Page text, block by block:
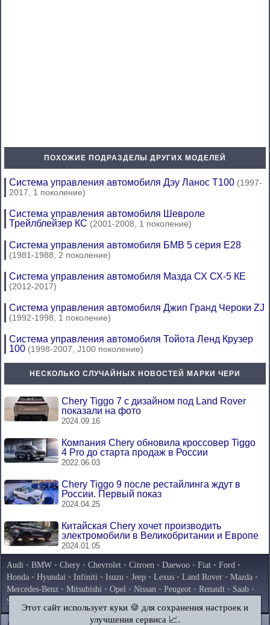
ПОХОЖИЕ ПОДРАЗДЕЛЫ ДРУГИХ МОДЕЛЕЙ
Система управления автомобиля Дэу Ланос Т100 (1997-
2017, 1 поколение)
Система управления автомобиля Шевроле
Трейлблейзер КС (2001-2008, 1 поколение)
Система управления автомобиля БМВ 5 серия Е28
(1981-1988, 2 поколение)
Система управления автомобиля Мазда СХ СХ-5 КЕ
(2012-2017)
Система управления автомобиля Джип Гранд Чероки ZJ
(1992-1998, 1 поколение)
Система управления автомобиля Тойота Ленд Крузер
100 (1998-2007, J100 поколение)
НЕСКОЛЬКО СЛУЧАЙНЫХ НОВОСТЕЙ МАРКИ ЧЕРИ
Chery Tiggo 7 с дизайном под Land Rover
показали на фото
2024.09.16
Компания Chery обновила кроссовер Tiggo
4 Pro до старта продаж в России
2022.06.03
Chery Tiggo 9 после рестайлинга ждут в
России. Первый показ
2024.04.25
Китайская Chery хочет производить
электромобили в Великобритании и Европе
2024.01.05
Audi • BMW • Chery • Chevrolet • Citroen • Daewoo • Fiat • Ford •
Honda • Hyundai • Infiniti • Isuzu • Jeep • Lexus • Land Rover • Mazda •
Mercedes-Benz • Mitsubishi • Opel • Nissan • Peugeot • Renault • Saab •
Skoda
Volkswagen
AutoInstruction.ru © 2020–2026|Полная версия
Этот сайт использует куки 🍪 для сохранения настроек и
улучшения сервиса 📈.